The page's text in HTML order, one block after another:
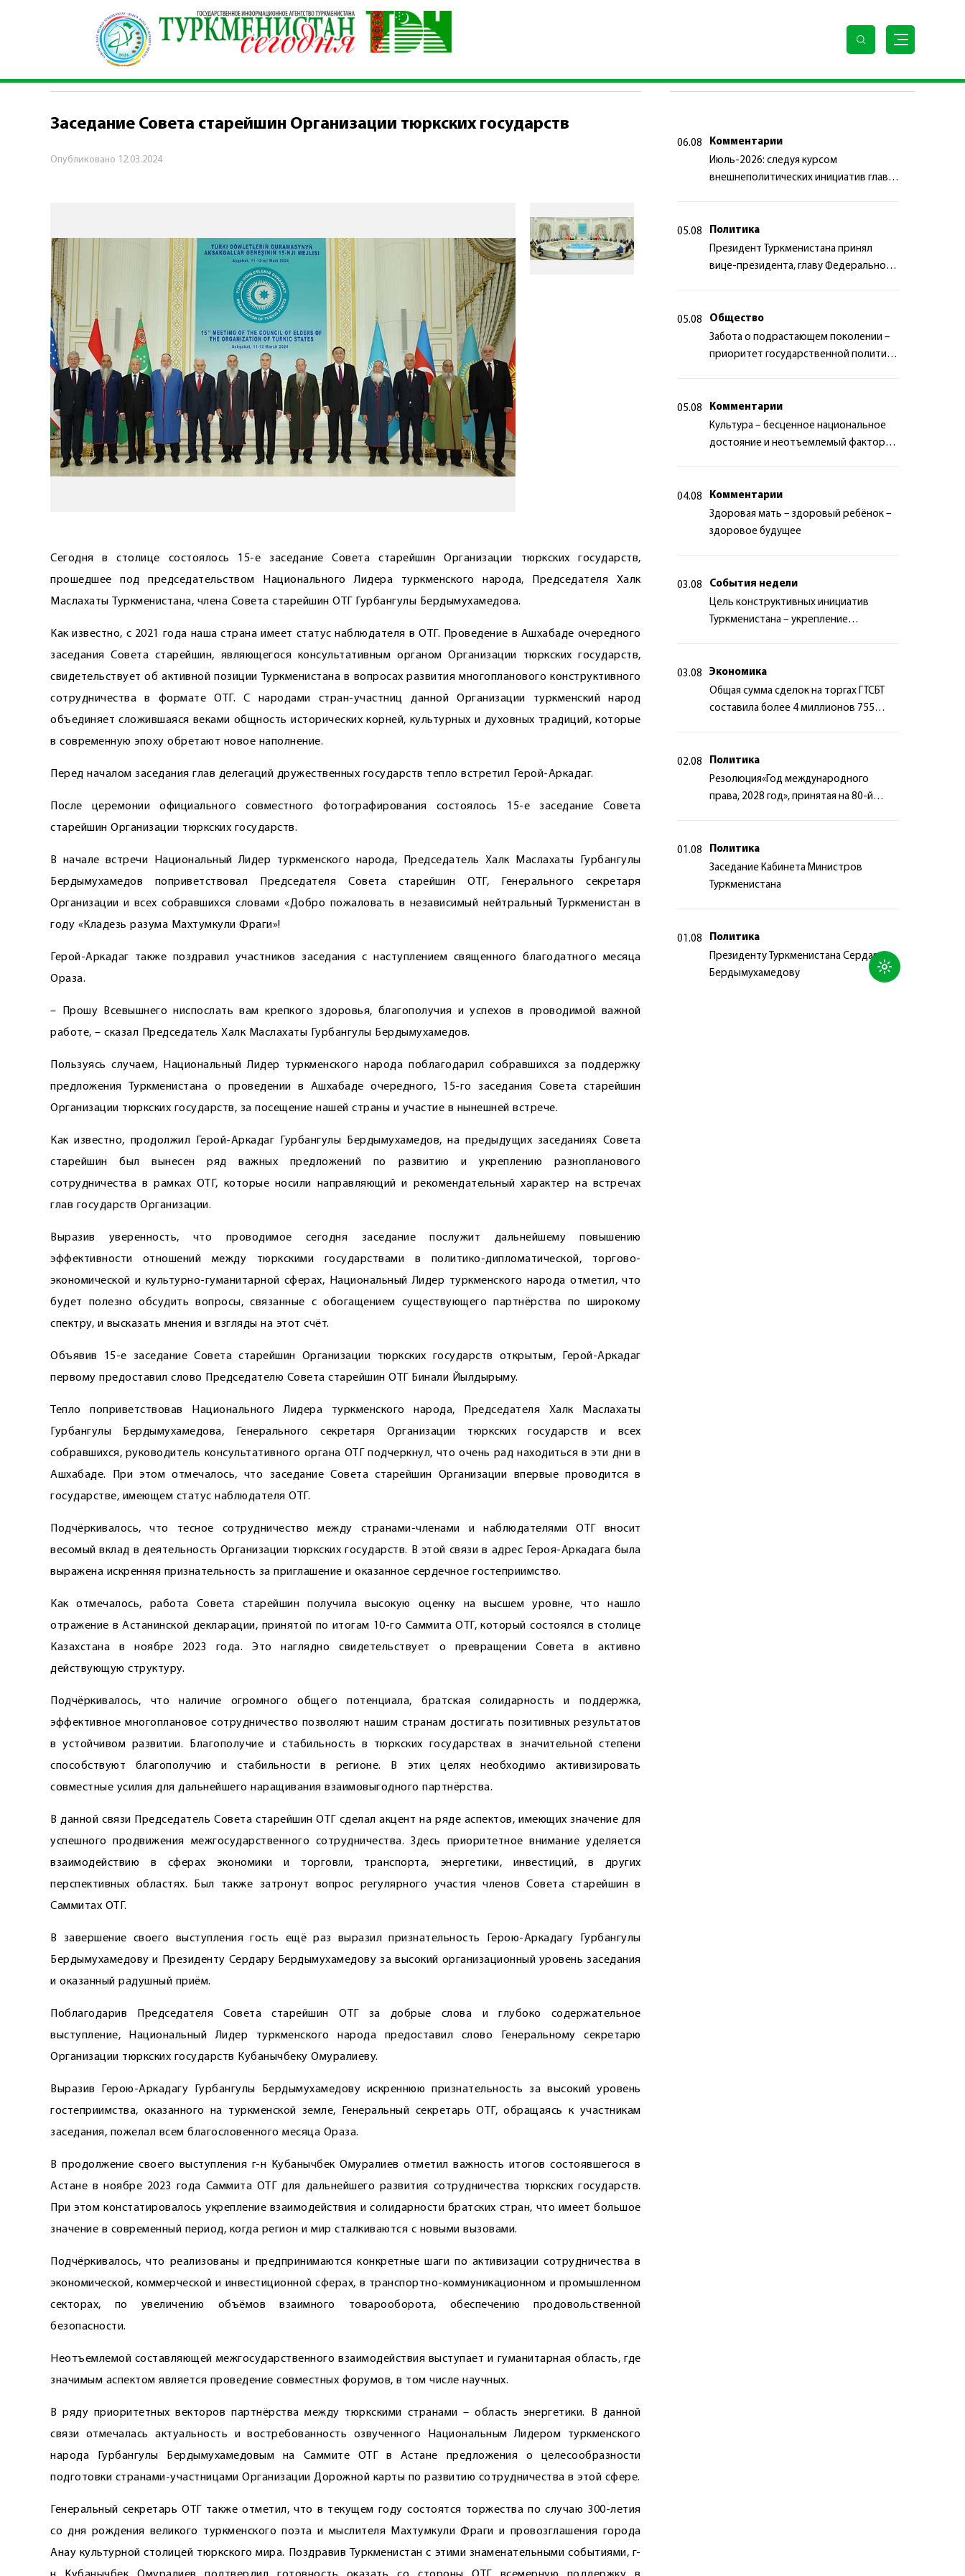
\ Политика \ Заседание Совета старейшин Организации тюркских государств
ПОЛИТИКА
Заседание Совета старейшин Организации тюркских государств
Опубликовано 12.03.2024
Сегодня в столице состоялось 15-е заседание Совета старейшин Организации тюркских государств,
прошедшее под председательством Национального Лидера туркменского народа, Председателя Халк
Маслахаты Туркменистана, члена Совета старейшин ОТГ Гурбангулы Бердымухамедова.
Как известно, с 2021 года наша страна имеет статус наблюдателя в ОТГ. Проведение в Ашхабаде очередного
заседания Совета старейшин, являющегося консультативным органом Организации тюркских государств,
свидетельствует об активной позиции Туркменистана в вопросах развития многопланового конструктивного
сотрудничества в формате ОТГ. С народами стран-участниц данной Организации туркменский народ
объединяет сложившаяся веками общность исторических корней, культурных и духовных традиций, которые
в современную эпоху обретают новое наполнение.
Перед началом заседания глав делегаций дружественных государств тепло встретил Герой-Аркадаг.
После церемонии официального совместного фотографирования состоялось 15-е заседание Совета
старейшин Организации тюркских государств.
В начале встречи Национальный Лидер туркменского народа, Председатель Халк Маслахаты Гурбангулы
Бердымухамедов поприветствовал Председателя Совета старейшин ОТГ, Генерального секретаря
Организации и всех собравшихся словами «Добро пожаловать в независимый нейтральный Туркменистан в
году «Кладезь разума Махтумкули Фраги»!
Герой-Аркадаг также поздравил участников заседания с наступлением священного благодатного месяца
Ораза.
– Прошу Всевышнего ниспослать вам крепкого здоровья, благополучия и успехов в проводимой важной
работе, – сказал Председатель Халк Маслахаты Гурбангулы Бердымухамедов.
Пользуясь случаем, Национальный Лидер туркменского народа поблагодарил собравшихся за поддержку
предложения Туркменистана о проведении в Ашхабаде очередного, 15-го заседания Совета старейшин
Организации тюркских государств, за посещение нашей страны и участие в нынешней встрече.
Как известно, продолжил Герой-Аркадаг Гурбангулы Бердымухамедов, на предыдущих заседаниях Совета
старейшин был вынесен ряд важных предложений по развитию и укреплению разнопланового
сотрудничества в рамках ОТГ, которые носили направляющий и рекомендательный характер на встречах
глав государств Организации.
Выразив уверенность, что проводимое сегодня заседание послужит дальнейшему повышению
эффективности отношений между тюркскими государствами в политико-дипломатической, торгово-
экономической и культурно-гуманитарной сферах, Национальный Лидер туркменского народа отметил, что
будет полезно обсудить вопросы, связанные с обогащением существующего партнёрства по широкому
спектру, и высказать мнения и взгляды на этот счёт.
Объявив 15-е заседание Совета старейшин Организации тюркских государств открытым, Герой-Аркадаг
первому предоставил слово Председателю Совета старейшин ОТГ Бинали Йылдырыму.
Тепло поприветствовав Национального Лидера туркменского народа, Председателя Халк Маслахаты
Гурбангулы Бердымухамедова, Генерального секретаря Организации тюркских государств и всех
собравшихся, руководитель консультативного органа ОТГ подчеркнул, что очень рад находиться в эти дни в
Ашхабаде. При этом отмечалось, что заседание Совета старейшин Организации впервые проводится в
государстве, имеющем статус наблюдателя ОТГ.
Подчёркивалось, что тесное сотрудничество между странами-членами и наблюдателями ОТГ вносит
весомый вклад в деятельность Организации тюркских государств. В этой связи в адрес Героя-Аркадага была
выражена искренняя признательность за приглашение и оказанное сердечное гостеприимство.
Как отмечалось, работа Совета старейшин получила высокую оценку на высшем уровне, что нашло
отражение в Астанинской декларации, принятой по итогам 10-го Саммита ОТГ, который состоялся в столице
Казахстана в ноябре 2023 года. Это наглядно свидетельствует о превращении Совета в активно
действующую структуру.
Подчёркивалось, что наличие огромного общего потенциала, братская солидарность и поддержка,
эффективное многоплановое сотрудничество позволяют нашим странам достигать позитивных результатов
в устойчивом развитии. Благополучие и стабильность в тюркских государствах в значительной степени
способствуют благополучию и стабильности в регионе. В этих целях необходимо активизировать
совместные усилия для дальнейшего наращивания взаимовыгодного партнёрства.
В данной связи Председатель Совета старейшин ОТГ сделал акцент на ряде аспектов, имеющих значение для
успешного продвижения межгосударственного сотрудничества. Здесь приоритетное внимание уделяется
взаимодействию в сферах экономики и торговли, транспорта, энергетики, инвестиций, в других
перспективных областях. Был также затронут вопрос регулярного участия членов Совета старейшин в
Саммитах ОТГ.
В завершение своего выступления гость ещё раз выразил признательность Герою-Аркадагу Гурбангулы
Бердымухамедову и Президенту Сердару Бердымухамедову за высокий организационный уровень заседания
и оказанный радушный приём.
Поблагодарив Председателя Совета старейшин ОТГ за добрые слова и глубоко содержательное
выступление, Национальный Лидер туркменского народа предоставил слово Генеральному секретарю
Организации тюркских государств Кубанычбеку Омуралиеву.
Выразив Герою-Аркадагу Гурбангулы Бердымухамедову искреннюю признательность за высокий уровень
гостеприимства, оказанного на туркменской земле, Генеральный секретарь ОТГ, обращаясь к участникам
заседания, пожелал всем благословенного месяца Ораза.
В продолжение своего выступления г-н Кубанычбек Омуралиев отметил важность итогов состоявшегося в
Астане в ноябре 2023 года Саммита ОТГ для дальнейшего развития сотрудничества тюркских государств.
При этом констатировалось укрепление взаимодействия и солидарности братских стран, что имеет большое
значение в современный период, когда регион и мир сталкиваются с новыми вызовами.
Подчёркивалось, что реализованы и предпринимаются конкретные шаги по активизации сотрудничества в
экономической, коммерческой и инвестиционной сферах, в транспортно-коммуникационном и промышленном
секторах, по увеличению объёмов взаимного товарооборота, обеспечению продовольственной
безопасности.
Неотъемлемой составляющей межгосударственного взаимодействия выступает и гуманитарная область, где
значимым аспектом является проведение совместных форумов, в том числе научных.
В ряду приоритетных векторов партнёрства между тюркскими странами – область энергетики. В данной
связи отмечалась актуальность и востребованность озвученного Национальным Лидером туркменского
народа Гурбангулы Бердымухамедовым на Саммите ОТГ в Астане предложения о целесообразности
подготовки странами-участницами Организации Дорожной карты по развитию сотрудничества в этой сфере.
Генеральный секретарь ОТГ также отметил, что в текущем году состоятся торжества по случаю 300-летия
со дня рождения великого туркменского поэта и мыслителя Махтумкули Фраги и провозглашения города
Анау культурной столицей тюркского мира. Поздравив Туркменистан с этими знаменательными событиями, г-
06.08
Комментарии
Июль-2026: следуя курсом
внешнеполитических инициатив главы
05.08
Политика
Президент Туркменистана принял
вице-президента, главу Федерального
05.08
Общество
Забота о подрастающем поколении –
приоритет государственной политики
05.08
Комментарии
Культура – бесценное национальное
достояние и неотъемлемый фактор
04.08
Комментарии
Здоровая мать – здоровый ребёнок –
здоровое будущее
03.08
События недели
Цель конструктивных инициатив
Туркменистана – укрепление
03.08
Экономика
Общая сумма сделок на торгах ГТСБТ
составила более 4 миллионов 755
02.08
Политика
Резолюция«Год международного
права, 2028 год», принятая на 80-й
01.08
Политика
Заседание Кабинета Министров
Туркменистана
01.08
Политика
Президенту Туркменистана Сердару
Бердымухамедову